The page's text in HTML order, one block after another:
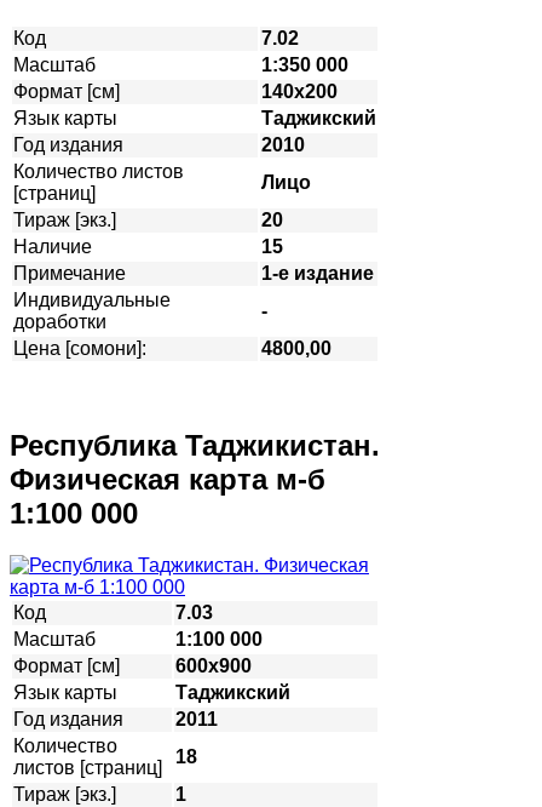
Код
7.02
Масштаб
1:350 000
Формат [см]
140х200
Язык карты
Таджикский
Год издания
2010
Количество листов
[страниц]
Лицо
Тираж [экз.]
20
Наличие
15
Примечание
1-е издание
Индивидуальные
доработки
-
Цена [сомони]:
4800,00
Республика Таджикистан.
Физическая карта м-б
1:100 000
Код
7.03
Масштаб
1:100 000
Формат [см]
600х900
Язык карты
Таджикский
Год издания
2011
Количество
листов [страниц]
18
Тираж [экз.]
1